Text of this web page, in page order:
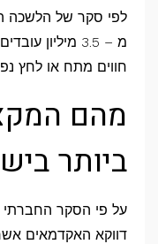
לפי סקר של הלשכה
חווים מתח או לחץ
מהם
ביותר
על פי הסקר
דווקא האקדמאים